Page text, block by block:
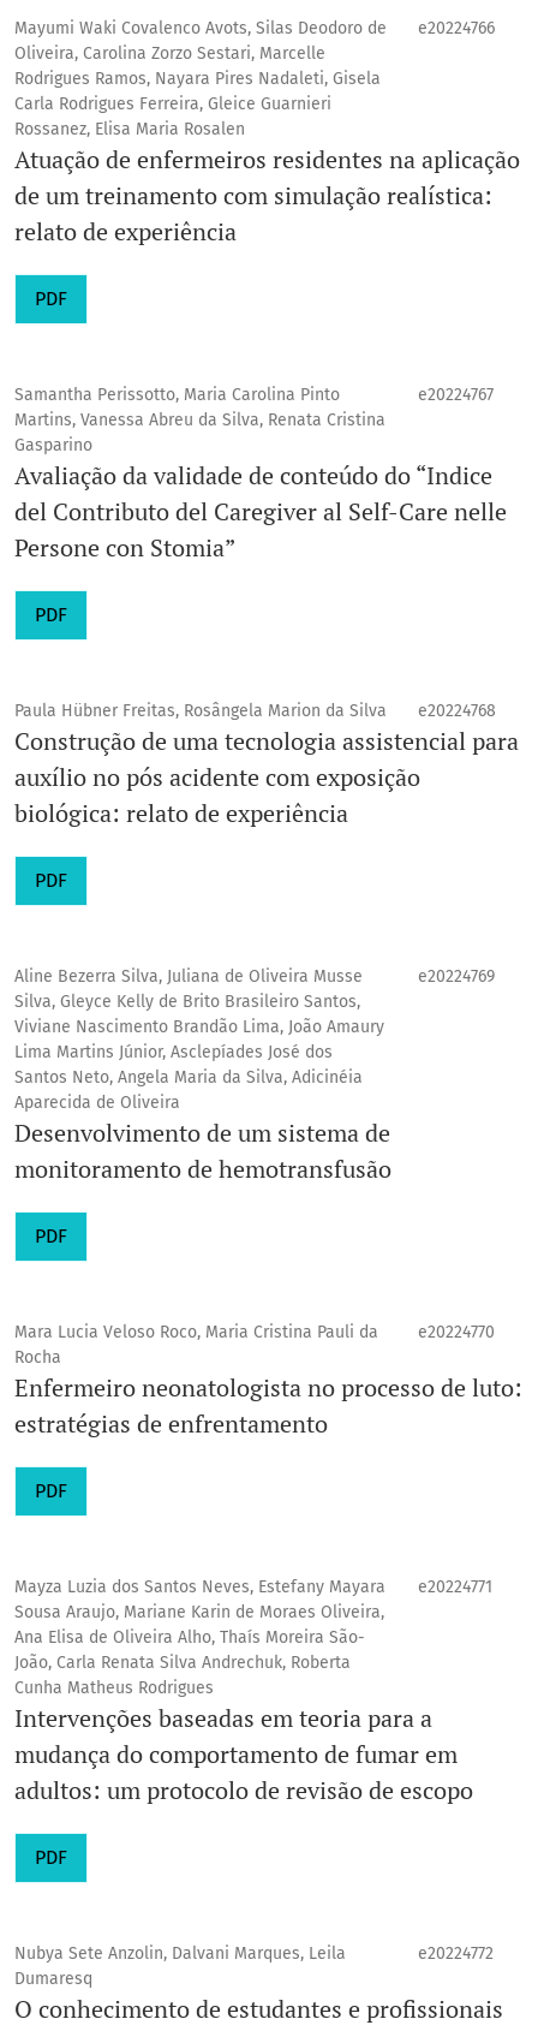
Mayumi Waki Covalenco Avots, Silas Deodoro de
Oliveira, Carolina Zorzo Sestari, Marcelle
Rodrigues Ramos, Nayara Pires Nadaleti, Gisela
Carla Rodrigues Ferreira, Gleice Guarnieri
Rossanez, Elisa Maria Rosalen
e20224766
Atuação de enfermeiros residentes na aplicação
de um treinamento com simulação realística:
relato de experiência
PDF
Samantha Perissotto, Maria Carolina Pinto
Martins, Vanessa Abreu da Silva, Renata Cristina
Gasparino
e20224767
Avaliação da validade de conteúdo do “Indice
del Contributo del Caregiver al Self-Care nelle
Persone con Stomia”
PDF
Paula Hübner Freitas, Rosângela Marion da Silva e20224768
Construção de uma tecnologia assistencial para
auxílio no pós acidente com exposição
biológica: relato de experiência
PDF
Aline Bezerra Silva, Juliana de Oliveira Musse
Silva, Gleyce Kelly de Brito Brasileiro Santos,
Viviane Nascimento Brandão Lima, João Amaury
Lima Martins Júnior, Asclepíades José dos
Santos Neto, Angela Maria da Silva, Adicinéia
Aparecida de Oliveira
e20224769
Desenvolvimento de um sistema de
monitoramento de hemotransfusão
PDF
Mara Lucia Veloso Roco, Maria Cristina Pauli da
Rocha
e20224770
Enfermeiro neonatologista no processo de luto:
estratégias de enfrentamento
PDF
Mayza Luzia dos Santos Neves, Estefany Mayara
Sousa Araujo, Mariane Karin de Moraes Oliveira,
Ana Elisa de Oliveira Alho, Thaís Moreira São-
João, Carla Renata Silva Andrechuk, Roberta
Cunha Matheus Rodrigues
e20224771
Intervenções baseadas em teoria para a
mudança do comportamento de fumar em
adultos: um protocolo de revisão de escopo
PDF
Nubya Sete Anzolin, Dalvani Marques, Leila
Dumaresq
e20224772
O conhecimento de estudantes e profissionais